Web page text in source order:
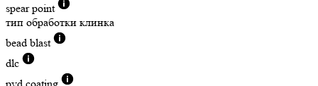
spear point
тип обработки клинка
bead blast
dlc